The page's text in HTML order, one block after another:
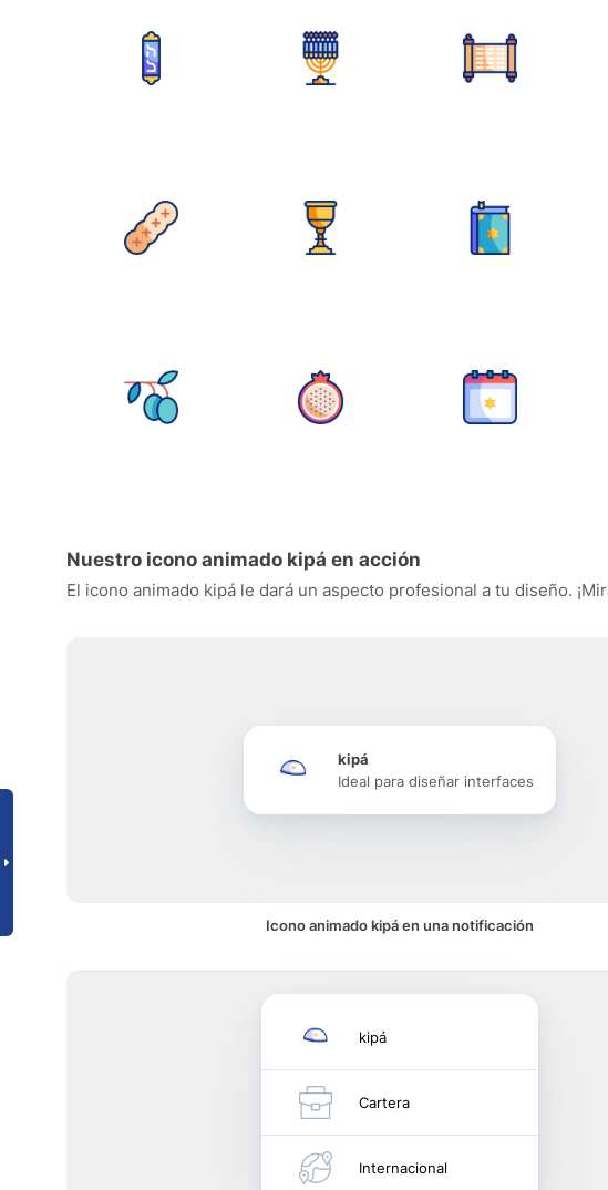
Nuestro icono animado kipá en acción
El icono animado kipá le dará un aspecto profesional a tu diseño.
kipá
Ideal para diseñar interfaces
Icono animado kipá en una notificación
kipá
Cartera
Internacional